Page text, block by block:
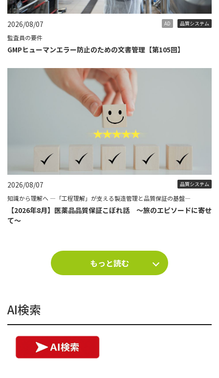
2026/08/07 AD 品質システム
監査員の要件
GMPヒューマンエラー防止のための文書管理【第105回】
2026/08/07 品質システム
知識から理解へ ―「工程理解」が支える製造管理と品質保証の基盤―
【2026年8月】医薬品品質保証こぼれ話 ～旅のエピソードに寄せ
て～
もっと読む
AI検索